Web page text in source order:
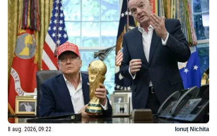
8 aug. 2026, 09:22 Ionuț Nichita